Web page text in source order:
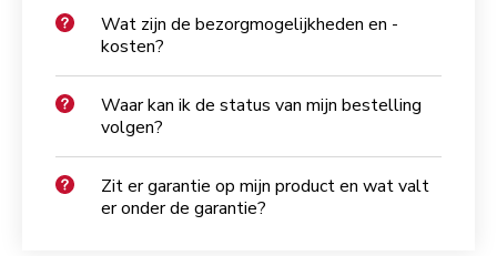
Wat zijn de bezorgmogelijkheden en -
kosten?
Waar kan ik de status van mijn bestelling
volgen?
Zit er garantie op mijn product en wat valt
er onder de garantie?